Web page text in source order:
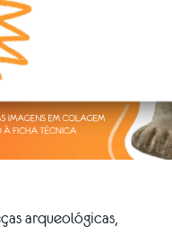
arqueológicas,